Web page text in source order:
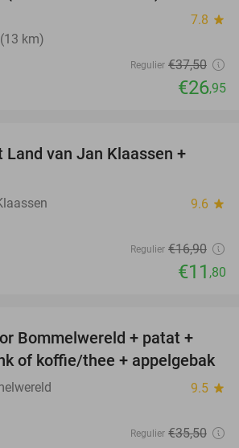
7.8 star
km)
Regulier €37,50
€26,95
Land van Jan Klaassen +
9.6 star
Regulier €16,90
€11 ,80
23%
Bommelwereld + patat +
of koffie/thee + appelgebak
9.5 star
Regulier €35,50